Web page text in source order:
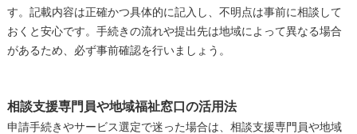
す。記載内容は正確かつ具体的に記入し、不明点は事前に相談して
おくと安心です。手続きの流れや提出先は地域によって異なる場合
があるため、必ず事前確認を行いましょう。
相談支援専門員や地域福祉窓口の活用法
申請手続きやサービス選定で迷った場合は、相談支援専門員や地域